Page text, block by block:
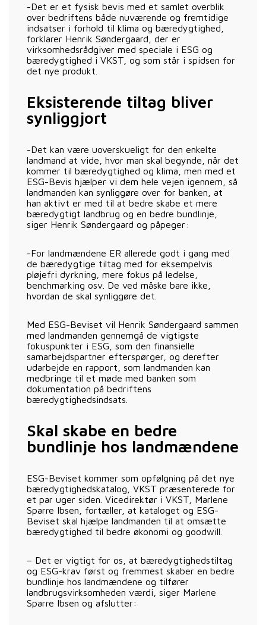
-Det er et fysisk bevis med et samlet overblik
over bedriftens både nuværende og fremtidige
indsatser i forhold til klima og bæredygtighed,
forklarer Henrik Søndergaard, der er
virksomhedsrådgiver med speciale i ESG og
bæredygtighed i VKST, og som står i spidsen for
det nye produkt.
Eksisterende tiltag bliver
synliggjort
-Det kan være uoverskueligt for den enkelte
landmand at vide, hvor man skal begynde, når det
kommer til bæredygtighed og klima, men med et
ESG-Bevis hjælper vi dem hele vejen igennem, så
landmanden kan synliggøre over for banken, at
han aktivt er med til at bedre skabe et mere
bæredygtigt landbrug og en bedre bundlinje,
siger Henrik Søndergaard og påpeger:
-For landmændene ER allerede godt i gang med
de bæredygtige tiltag med for eksempelvis
pløjefri dyrkning, mere fokus på ledelse,
benchmarking osv. De ved måske bare ikke,
hvordan de skal synliggøre det.
Med ESG-Beviset vil Henrik Søndergaard sammen
med landmanden gennemgå de vigtigste
fokuspunkter i ESG, som den finansielle
samarbejdspartner efterspørger, og derefter
udarbejde en rapport, som landmanden kan
medbringe til et møde med banken som
dokumentation på bedriftens
bæredygtighedsindsats.
Skal skabe en bedre
bundlinje hos landmændene
ESG-Beviset kommer som opfølgning på det nye
bæredygtighedskatalog, VKST præsenterede for
et par uger siden. Vicedirektør i VKST, Marlene
Sparre Ibsen, fortæller, at kataloget og ESG-
Beviset skal hjælpe landmanden til at omsætte
bæredygtighed til bedre økonomi og goodwill.
– Det er vigtigt for os, at bæredygtighedstiltag
og ESG-krav først og fremmest skaber en bedre
bundlinje hos landmændene og tilfører
landbrugsvirksomheden værdi, siger Marlene
Sparre Ibsen og afslutter: